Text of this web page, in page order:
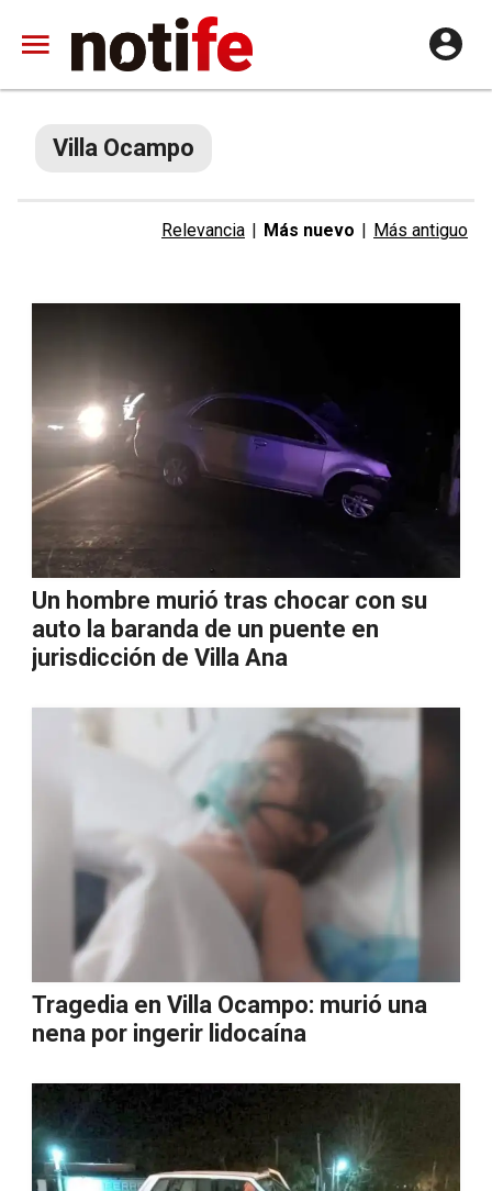
Villa Ocampo
Relevancia | Más nuevo | Más antiguo
Un hombre murió tras chocar con su
auto la baranda de un puente en
jurisdicción de Villa Ana
Tragedia en Villa Ocampo: murió una
nena por ingerir lidocaína